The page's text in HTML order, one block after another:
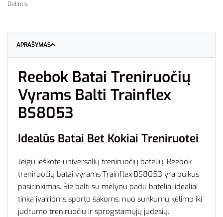
Dalintis
APRAŠYMAS
Reebok Batai Treniruočių
Vyrams Balti Trainflex
BS8053
Idealūs Batai Bet Kokiai Treniruotei
Jeigu ieškote universalių treniruočių batelių, Reebok
treniruočių batai vyrams Trainflex BS8053 yra puikus
pasirinkimas. Šie balti su mėlynu padu bateliai idealiai
tinka įvairioms sporto šakoms, nuo sunkumų kėlimo iki
judrumo treniruočių ir sprogstamųjų judesių.